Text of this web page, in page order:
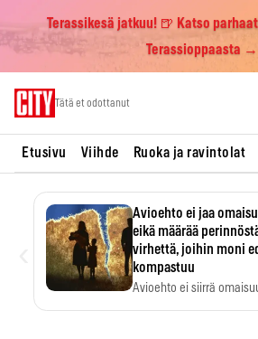
Terassikesä jatkuu! 🍺 Katso
Terassioppaasta →
Tätä et odottanut
Etusivu Viihde Ruoka ja ravintolat
Avioehto ei jaa
eikä määrää
virhettä, joihin moni
kompastuu
Avioehto ei siirrä